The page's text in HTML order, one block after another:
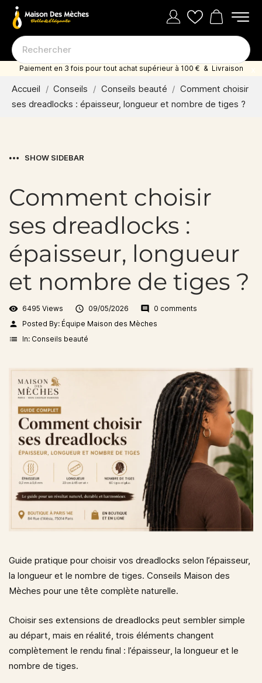
Paiement en 3 fois pour tout achat supérieur à 100 € & Livraison
offerte dès 35 euro d'achat
Accueil Conseils Conseils beauté
Comment choisir
ses dreadlocks : épaisseur, longueur et nombre de tiges ?
SHOW SIDEBAR
Comment choisir
ses dreadlocks :
épaisseur, longueur
et nombre de tiges ?
visibility 6495 Views  09/05/2026 comment 0 comments
person Posted By: Équipe Maison des Mèches
list In: Conseils beauté
Guide pratique pour choisir vos dreadlocks selon l’épaisseur,
la longueur et le nombre de tiges. Conseils Maison des
Mèches pour une tête complète naturelle.
Choisir ses extensions de dreadlocks peut sembler simple
au départ, mais en réalité, trois éléments changent
complètement le rendu final : l’épaisseur, la longueur et le
nombre de tiges.